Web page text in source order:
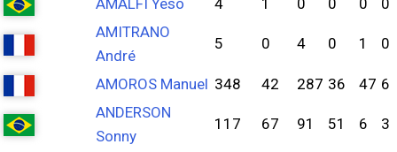
AMALFI Yeso
4 1 0 0 0
0
AMITRANO
André
5 0 4 0 1 0
AMOROS Manuel 348 42 287 36 47 6
ANDERSON
Sonny
117 67 91 51 6 3